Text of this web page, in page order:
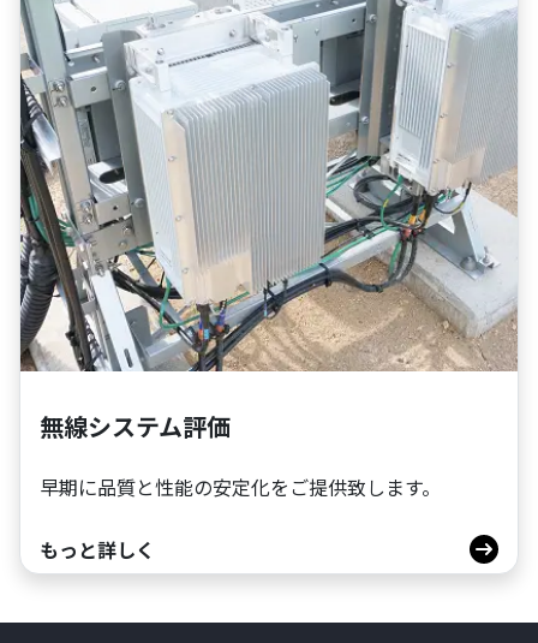
無線システム評価
早期に品質と性能の安定化をご提供致します。
もっと詳しく